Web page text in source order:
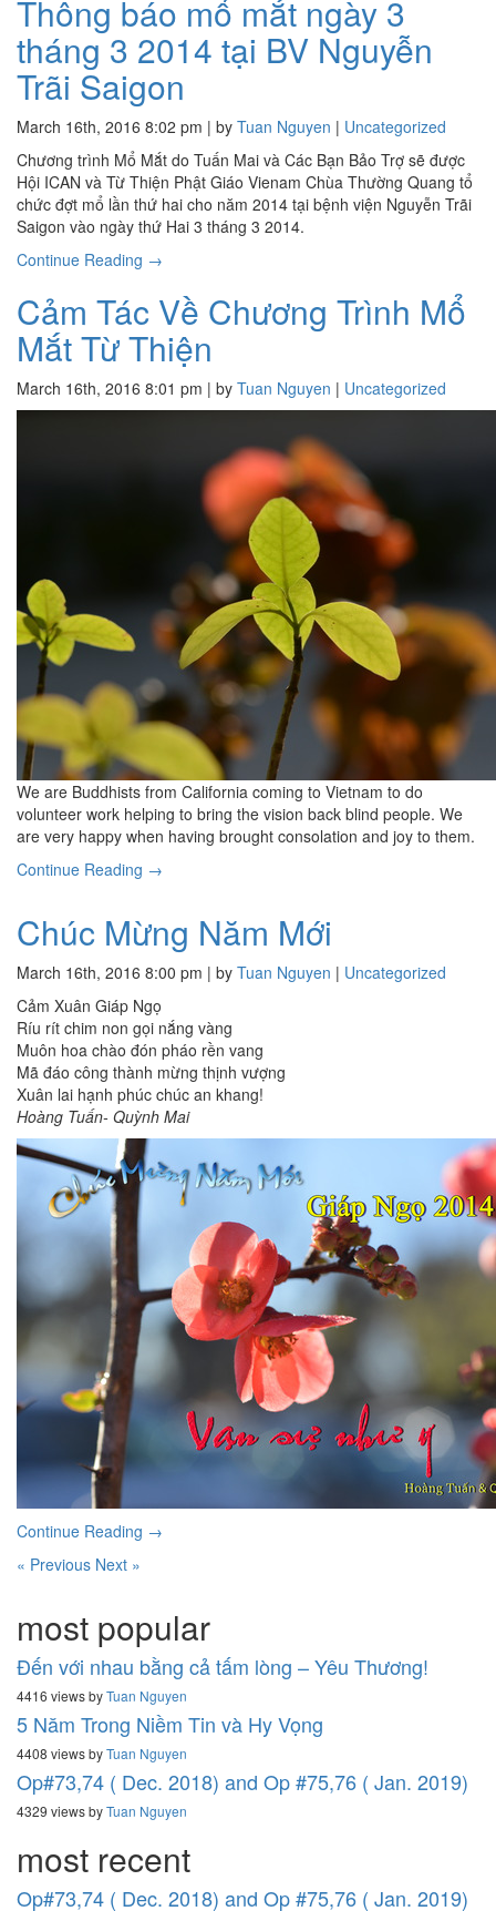
Thông báo mổ mắt ngày 3
tháng 3 2014 tại BV Nguyễn
Trãi Saigon
March 16th, 2016 8:02 pm | by Tuan Nguyen | Uncategorized
Chương trình Mổ Mắt do Tuấn Mai và Các Bạn Bảo Trợ sẽ được
Hội ICAN và Từ Thiện Phật Giáo Vienam Chùa Thường Quang tổ
chức đợt mổ lần thứ hai cho năm 2014 tại bệnh viện Nguyễn Trãi
Saigon vào ngày thứ Hai 3 tháng 3 2014.
Continue Reading →
Cảm Tác Về Chương Trình Mổ
Mắt Từ Thiện
March 16th, 2016 8:01 pm | by Tuan Nguyen | Uncategorized
We are Buddhists from California coming to Vietnam to do
volunteer work helping to bring the vision back blind people. We
are very happy when having brought consolation and joy to them.
Continue Reading →
Chúc Mừng Năm Mới
March 16th, 2016 8:00 pm | by Tuan Nguyen | Uncategorized
Cảm Xuân Giáp Ngọ
Ríu rít chim non gọi nắng vàng
Muôn hoa chào đón pháo rền vang
Mã đáo công thành mừng thịnh vượng
Xuân lai hạnh phúc chúc an khang!
Hoàng Tuấn- Quỳnh Mai
Continue Reading →
« Previous Next »
most popular
Đến với nhau bằng cả tấm lòng – Yêu Thương!
4416 views byTuan Nguyen
5 Năm Trong Niềm Tin và Hy Vọng
4408 views byTuan Nguyen
Op#73,74 ( Dec. 2018) and Op #75,76 ( Jan. 2019)
4329 views byTuan Nguyen
most recent
Op#73,74 ( Dec. 2018) and Op #75,76 ( Jan. 2019)